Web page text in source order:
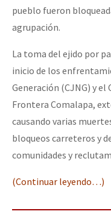
pueblo fueron
agrupación.
La toma del ejido por
inicio de los
Generación (CJNG) y
Frontera Comalapa,
causando varias
bloqueos carreteros y
comunidades y
(Continuar leyendo…)